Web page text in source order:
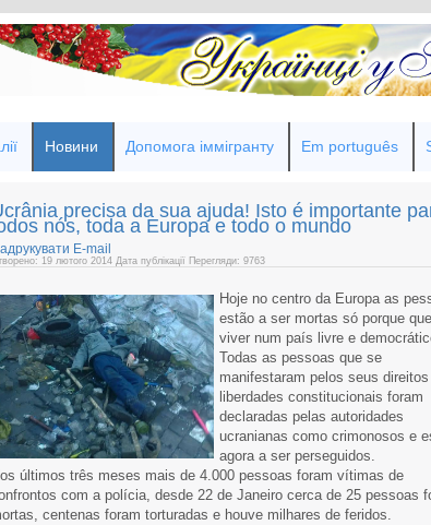
Новини Допомога іммігранту Em português
precisa da sua ajuda! Isto é importante
nós, toda a Europa e todo o mundo
E-mail
19 лютого 2014 Дата публікації Перегляди: 9763
Hoje no centro da Europa as
estão a ser mortas só porque
viver num país livre e
Todas as pessoas que se
manifestaram pelos seus
liberdades constitucionais foram
declaradas pelas autoridades
ucranianas como crimonosos e
agora a ser perseguidos.
últimos três meses mais de 4.000 pessoas foram vítimas de
com a polícia, desde 22 de Janeiro cerca de 25 pessoas
centenas foram torturadas e houve milhares de feridos.